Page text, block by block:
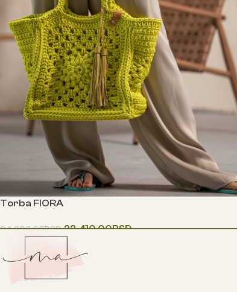
Torba FIORA
24,900.00RSD 22,410.00RSD